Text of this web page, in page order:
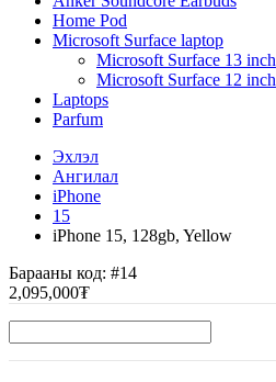
Home Pod
Microsoft Surface laptop
Microsoft Surface 13 inch
Microsoft Surface 12 inch
Laptops
Parfum
Эхлэл
Ангилал
iPhone
15
iPhone 15, 128gb, Yellow
Барааны код: #14
2,095,000₮